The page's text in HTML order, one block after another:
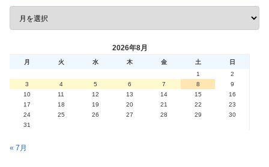
2026年8月
月 火 水 木 金 土
日
1
2
3
4 5 6 7 8
9
10
11 12 13 14 15
16
17
18 19 20 21 22
23
24
25 26 27 28 29
30
31
« 7月